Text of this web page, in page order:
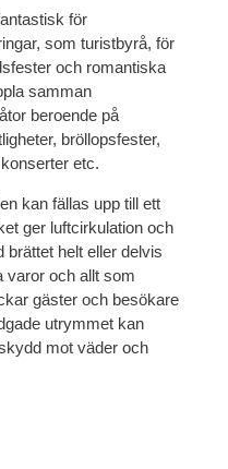
för
som turistbyrå, för
och romantiska
samman
beroende på
bröllopsfester,
etc.
kan fällas upp till ett
ger luftcirkulation och
brättet helt eller delvis
varor och allt som
gäster och besökare
utrymmet kan
mot väder och